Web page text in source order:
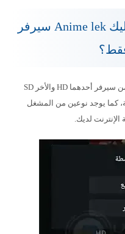
هل يدعم برنامج انمي ليك Anime lek سيرفر
أكثر من سيرفر أحدهما HD والأخر SD
كما يوجد نوعين من المشغل
لديك.